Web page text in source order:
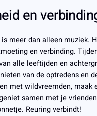
en
meer dan alleen muziek.
en verbinding.
alle leeftijden en
van de optredens en
met wildvreemden, maak
samen met je
Reuring verbindt!